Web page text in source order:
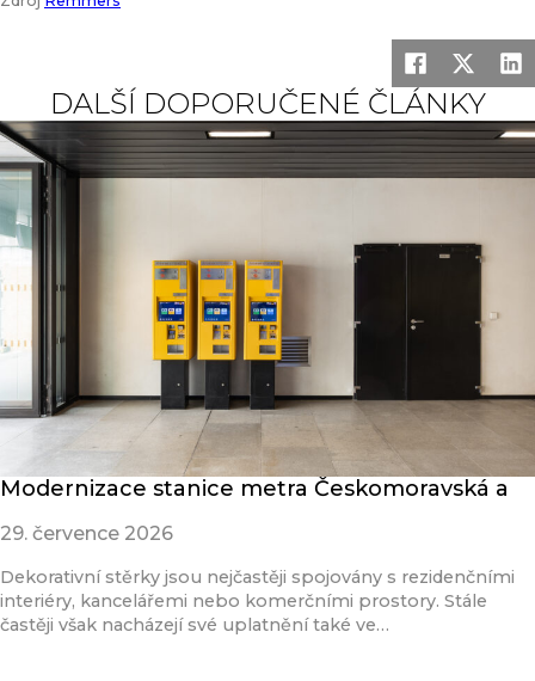
DALŠÍ DOPORUČENÉ ČLÁNKY
Modernizace stanice metra Českomoravská a
29. července 2026
Dekorativní stěrky jsou nejčastěji spojovány s rezidenčními
interiéry, kancelářemi nebo komerčními prostory. Stále
častěji však nacházejí své uplatnění také ve…